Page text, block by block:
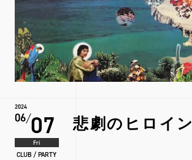
2024
06 07
Fri
CLUB / PARTY
悲劇のヒロイン